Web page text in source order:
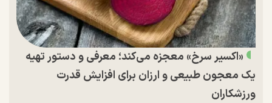
«اکسیر سرخ» معجزه می‌کند؛ معرفی و دستور تهیه
یک معجون طبیعی و ارزان برای افزایش قدرت
ورزشکاران